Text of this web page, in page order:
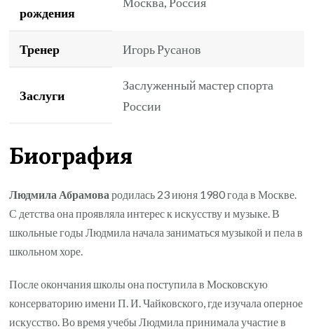
рождения
Тренер Игорь Русанов
Заслуги
Заслуженный мастер спорта
России
Биография
Людмила Абрамова родилась 23 июня 1980 года в Москве.
С детства она проявляла интерес к искусству и музыке. В
школьные годы Людмила начала заниматься музыкой и пела в
школьном хоре.
После окончания школы она поступила в Московскую
консерваторию имени П. И. Чайковского, где изучала оперное
искусство. Во время учебы Людмила принимала участие в